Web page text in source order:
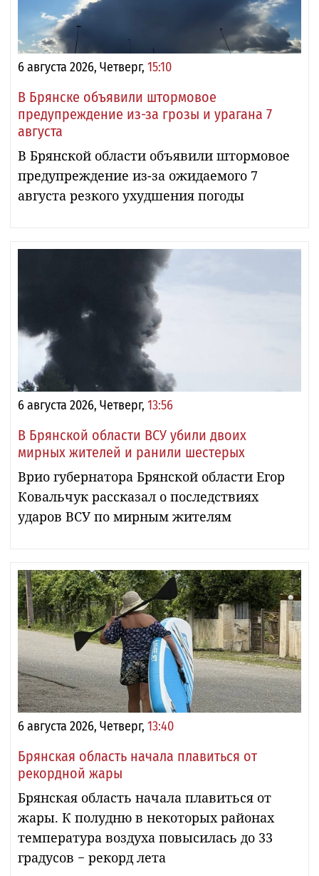
6 августа 2026, Четверг, 15:10
В Брянске объявили штормовое
предупреждение из-за грозы и урагана 7
августа
В Брянской области объявили штормовое
предупреждение из-за ожидаемого 7
августа резкого ухудшения погоды
6 августа 2026, Четверг, 13:56
В Брянской области ВСУ убили двоих
мирных жителей и ранили шестерых
Врио губернатора Брянской области Егор
Ковальчук рассказал о последствиях
ударов ВСУ по мирным жителям
6 августа 2026, Четверг, 13:40
Брянская область начала плавиться от
рекордной жары
Брянская область начала плавиться от
жары. К полудню в некоторых районах
температура воздуха повысилась до 33
градусов − рекорд лета